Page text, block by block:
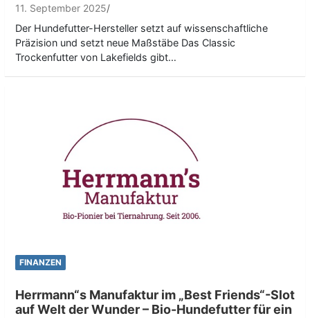
11. September 2025
Der Hundefutter-Hersteller setzt auf wissenschaftliche
Präzision und setzt neue Maßstäbe Das Classic
Trockenfutter von Lakefields gibt…
FINANZEN
Herrmann“s Manufaktur im „Best Friends“-Slot
auf Welt der Wunder – Bio-Hundefutter für ein